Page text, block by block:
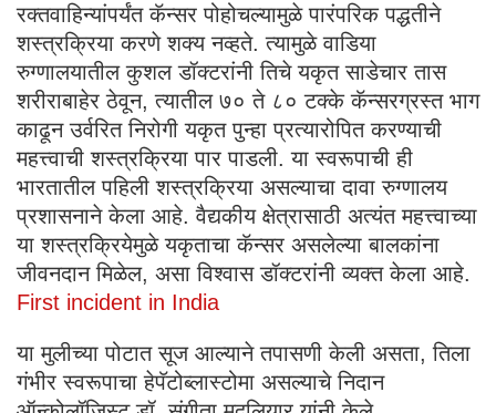
रक्तवाहिन्यांपर्यंत कॅन्सर पोहोचल्यामुळे पारंपरिक पद्धतीने
शस्त्रक्रिया करणे शक्य नव्हते. त्यामुळे वाडिया
रुग्णालयातील कुशल डॉक्टरांनी तिचे यकृत साडेचार तास
शरीराबाहेर ठेवून, त्यातील ७० ते ८० टक्के कॅन्सरग्रस्त भाग
काढून उर्वरित निरोगी यकृत पुन्हा प्रत्यारोपित करण्याची
महत्त्वाची शस्त्रक्रिया पार पाडली. या स्वरूपाची ही
भारतातील पहिली शस्त्रक्रिया असल्याचा दावा रुग्णालय
प्रशासनाने केला आहे. वैद्यकीय क्षेत्रासाठी अत्यंत महत्त्वाच्या
या शस्त्रक्रियेमुळे यकृताचा कॅन्सर असलेल्या बालकांना
जीवनदान मिळेल, असा विश्वास डॉक्टरांनी व्यक्त केला आहे.
First incident in India
या मुलीच्या पोटात सूज आल्याने तपासणी केली असता, तिला
गंभीर स्वरूपाचा हेपॅटोब्लास्टोमा असल्याचे निदान